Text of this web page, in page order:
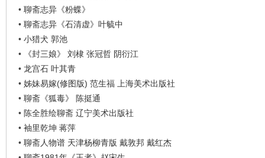
• 聊斋志异《粉蝶》
• 聊斋志异《石清虚》叶毓中
• 小猎犬 郭池
•
《封三娘》 刘棣 张冠哲 阴衍江
• 龙宫石 叶其青
• 姊妹易嫁(修图版) 范生福 上海美术出版社
• 聊斋《狐毒》 陈挺通
• 陈全胜绘聊斋 辽宁美术出版社
• 袖里乾坤 蒋萍
• 聊斋人物谱 天津杨柳青版 戴敦邦 戴红杰